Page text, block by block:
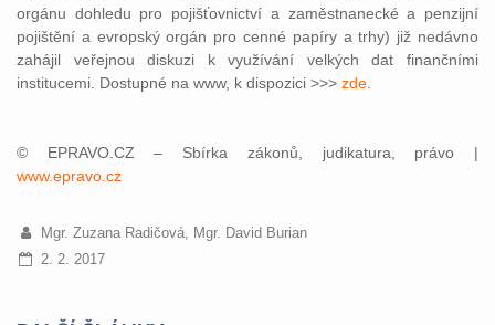
orgánu dohledu pro pojišťovnictví a zaměstnanecké a penzijní
pojištění a evropský orgán pro cenné papíry a trhy) již nedávno
zahájil veřejnou diskuzi k využívání velkých dat finančními
institucemi. Dostupné na www, k dispozici >>> zde
© EPRAVO.CZ – Sbírka zákonů, judikatura, právo |
www.epravo.cz
Mgr. Zuzana Radičová, Mgr. David Burian
2. 2. 2017